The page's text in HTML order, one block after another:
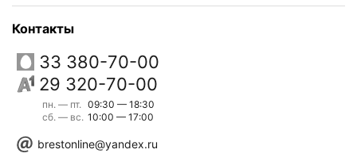
Контакты
33 380-70-00
29 320-70-00
пн. — пт.
сб. — вс.
09:30 — 18:30
10:00 — 17:00
brestonline@yandex.ru